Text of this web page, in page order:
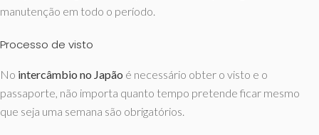
manutenção em todo o período.
Processo de visto
No intercâmbio no Japão é necessário obter o visto e o
passaporte, não importa quanto tempo pretende ficar mesmo
que seja uma semana são obrigatórios.